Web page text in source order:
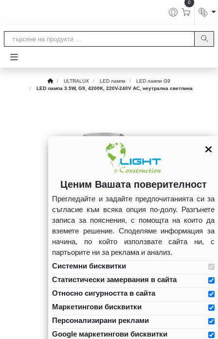
0
ULTRALUX LED лампи
LED лампи G9
LED лампа 3.5W, G9, 4200K, 220V-240V AC, неутрална светлина
Ценим Вашата поверителност
Прегледайте и задайте предпочитанията си за
съгласие към всяка опция по-долу. Разгънете
записа за пояснения, с помощта на които да
вземете решение. Споделяме информация за
начина, по който използвате сайта ни, с
партьорите ни за реклама и анализ.
Системни бисквитки
Статистически замервания в сайта
Относно сигурността в сайта
Маркетингови бисквитки
Персонализирани реклами
Google маркетингови бисквитки